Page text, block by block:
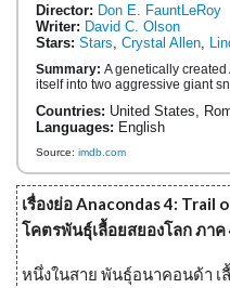
Director: Don E. FauntLeRoy
Writer: David C. Olson
Stars: Stars Crystal Allen
Summary: A genetically
itself into two aggressive giant
Countries: United States,
Languages: English
Source: imdb.com
เรื่องย่อ Anacondas 4: Trail
โคตรพันธุ์เลื้อยสยองโลก ภาค
หนึ่งในสาย พันธุ์อนาคอนด้า เ